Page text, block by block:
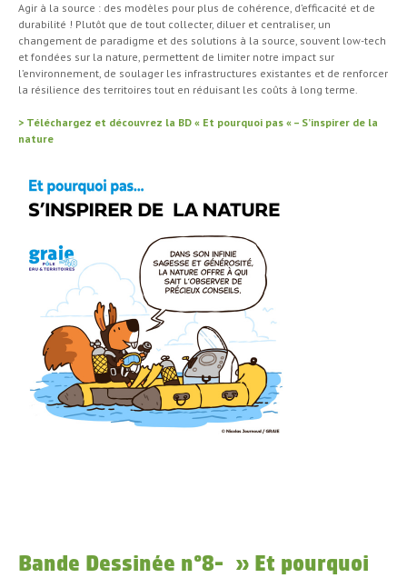
Agir à la source : des modèles pour plus de cohérence, d’efficacité et de
durabilité ! Plutôt que de tout collecter, diluer et centraliser, un
changement de paradigme et des solutions à la source, souvent low-tech
et fondées sur la nature, permettent de limiter notre impact sur
l’environnement, de soulager les infrastructures existantes et de renforcer
la résilience des territoires tout en réduisant les coûts à long terme.
> Téléchargez et découvrez la BD « Et pourquoi pas « – S’inspirer de la
nature
Bande Dessinée n°8- » Et pourquoi